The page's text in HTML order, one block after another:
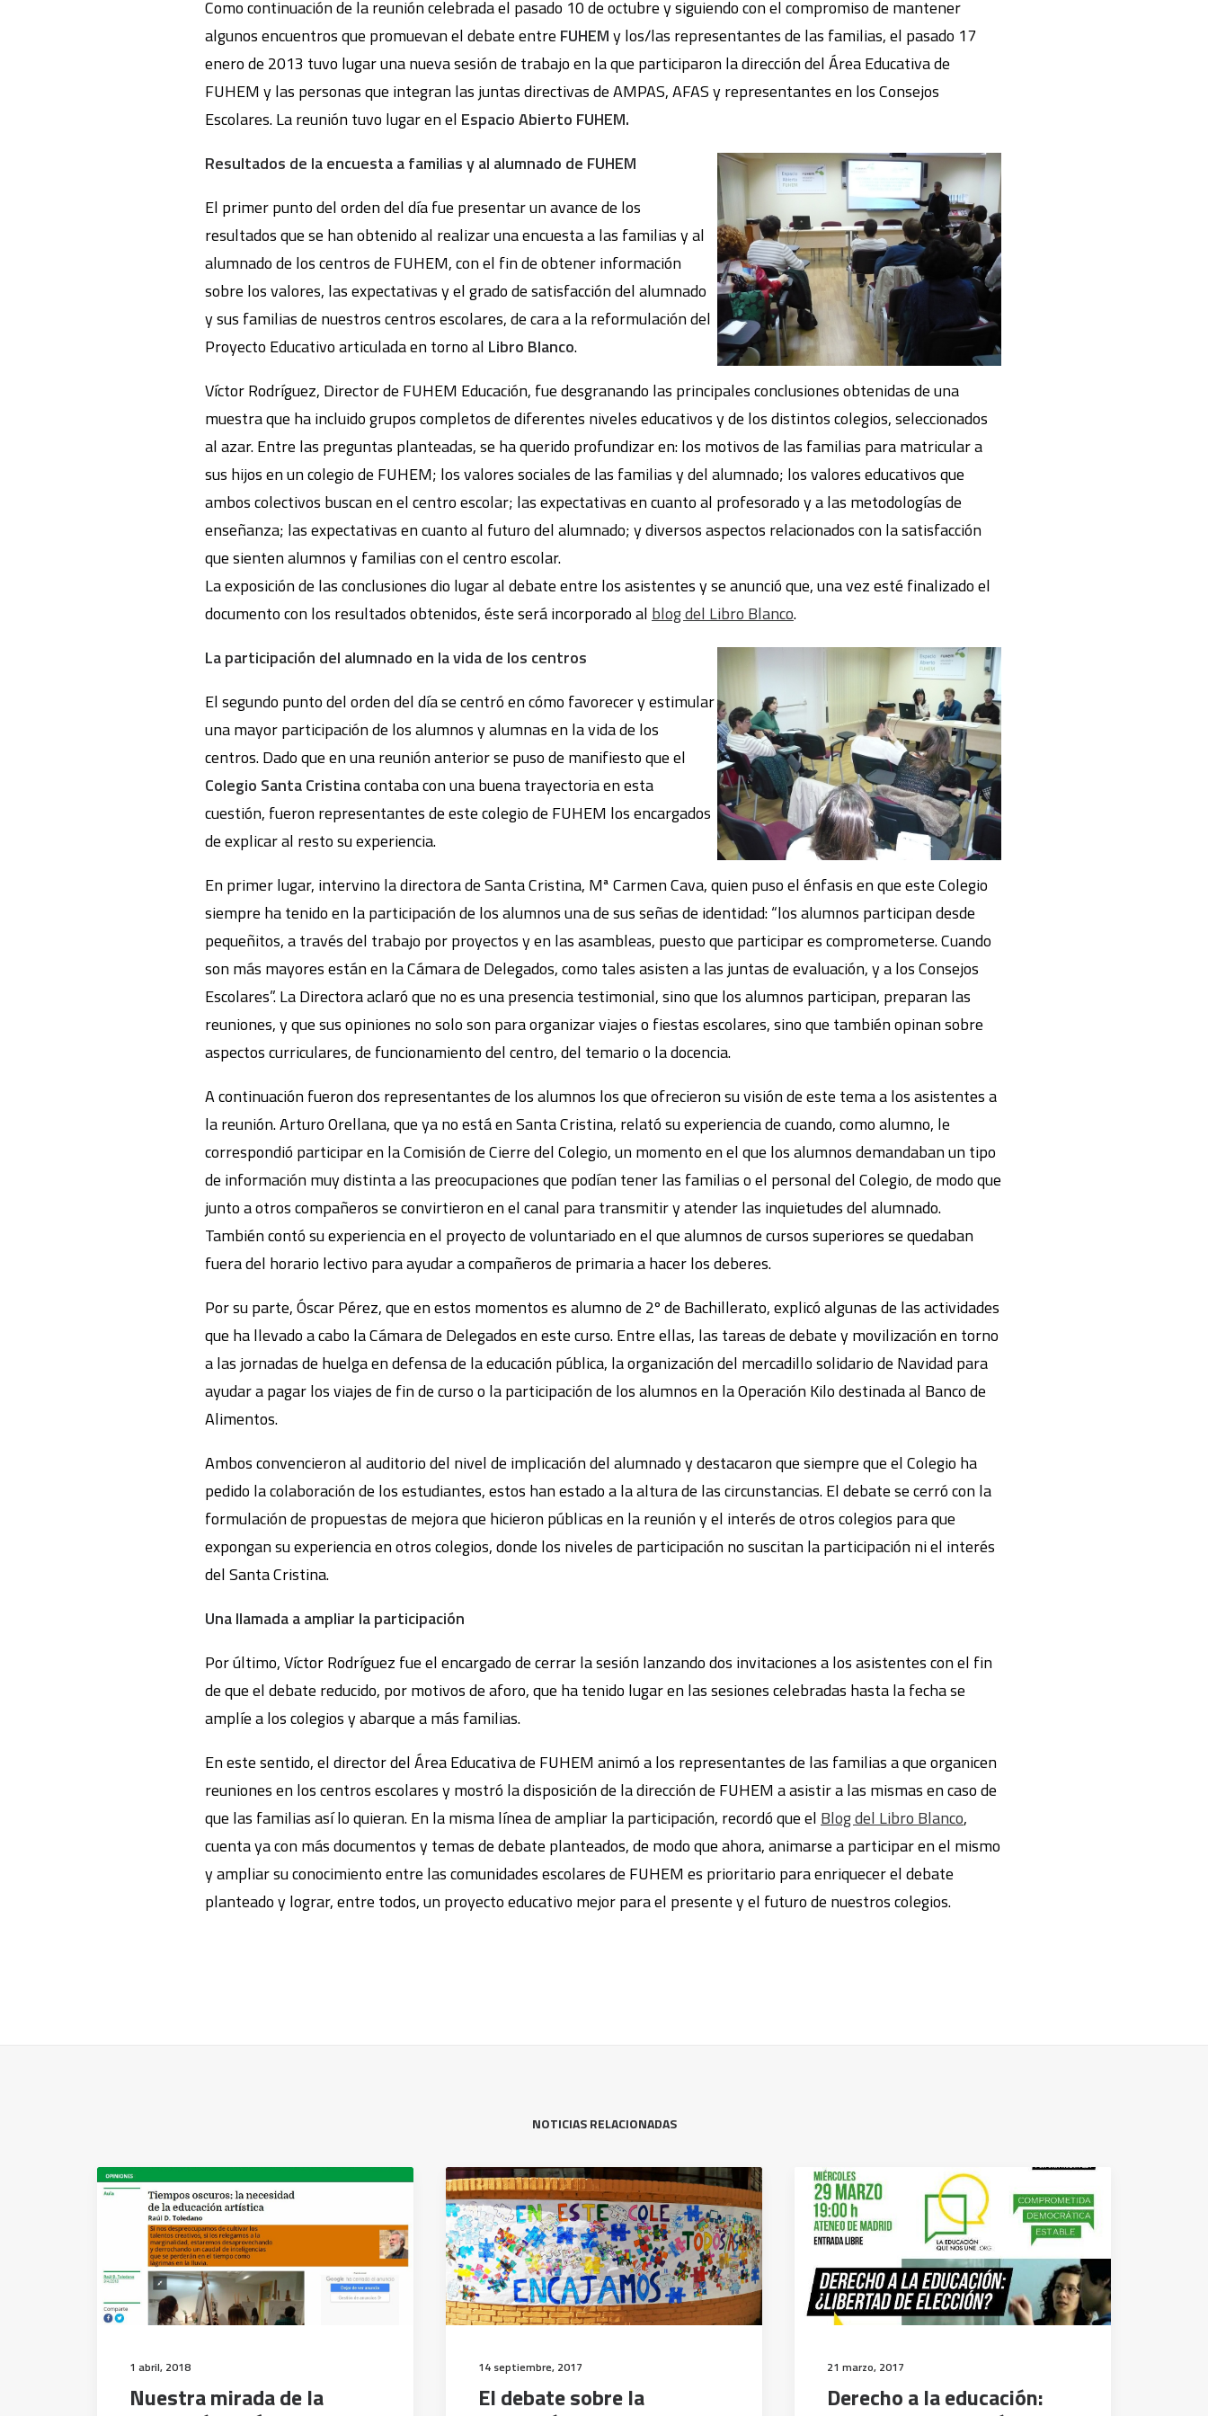
Como continuación de la reunión celebrada el pasado 10 de octubre y siguiendo con el compromiso de mantener
algunos encuentros que promuevan el debate entre FUHEMy los/las representantes de las familias, el pasado 17
enero de 2013 tuvo lugar una nueva sesión de trabajo en la que participaron la dirección del Área Educativa de
FUHEM y las personas que integran las juntas directivas de AMPAS, AFAS y representantes en los Consejos
Escolares. La reunión tuvo lugar en el Espacio Abierto FUHEM.
Resultados de la encuesta a familias y al alumnado de FUHEM
El primer punto del orden del día fue presentar un avance de los
resultados que se han obtenido al realizar una encuesta a las familias y al
alumnado de los centros de FUHEM, con el fin de obtener información
sobre los valores, las expectativas y el grado de satisfacción del alumnado
y sus familias de nuestros centros escolares, de cara a la reformulación del
Proyecto Educativo articulada en torno al Libro Blanco.
Víctor Rodríguez, Director de FUHEM Educación, fue desgranando las principales conclusiones obtenidas de una
muestra que ha incluido grupos completos de diferentes niveles educativos y de los distintos colegios, seleccionados
al azar. Entre las preguntas planteadas, se ha querido profundizar en: los motivos de las familias para matricular a
sus hijos en un colegio de FUHEM; los valores sociales de las familias y del alumnado; los valores educativos que
ambos colectivos buscan en el centro escolar; las expectativas en cuanto al profesorado y a las metodologías de
enseñanza; las expectativas en cuanto al futuro del alumnado; y diversos aspectos relacionados con la satisfacción
que sienten alumnos y familias con el centro escolar.
La exposición de las conclusiones dio lugar al debate entre los asistentes y se anunció que, una vez esté finalizado el
documento con los resultados obtenidos, éste será incorporado al blog del Libro Blanco.
La participación del alumnado en la vida de los centros
El segundo punto del orden del día se centró en cómo favorecer y estimular
una mayor participación de los alumnos y alumnas en la vida de los
centros. Dado que en una reunión anterior se puso de manifiesto que el
Colegio Santa Cristinacontaba con una buena trayectoria en esta
cuestión, fueron representantes de este colegio de FUHEM los encargados
de explicar al resto su experiencia.
En primer lugar, intervino ladirectora de Santa Cristina, Mª Carmen Cava, quien puso el énfasis en que este Colegio
siempre ha tenido en la participación de los alumnos una de sus señas de identidad: “los alumnos participan desde
pequeñitos, a través del trabajo por proyectos y en las asambleas, puesto que participar es comprometerse. Cuando
son más mayores están en la Cámara de Delegados, como tales asisten a las juntas de evaluación, y a los Consejos
Escolares”. La Directora aclaró que no es una presencia testimonial, sino que los alumnos participan, preparan las
reuniones, y que sus opiniones no solo son para organizar viajes o fiestas escolares, sino que también opinan sobre
aspectos curriculares, de funcionamiento del centro, del temario o la docencia.
A continuación fueron dos representantes de los alumnos los que ofrecieron su visión de este tema a los asistentes a
la reunión. Arturo Orellana, que ya no está en Santa Cristina, relató su experiencia de cuando, como alumno, le
correspondió participar en la Comisión de Cierre del Colegio, un momento en el que los alumnos demandaban un tipo
de información muy distinta a las preocupaciones que podían tener las familias o el personal del Colegio, de modo que
junto a otros compañeros se convirtieron en el canal para transmitir y atender las inquietudes del alumnado.
También contó su experiencia en el proyecto de voluntariado en el que alumnos de cursos superiores se quedaban
fuera del horario lectivo para ayudar a compañeros de primaria a hacer los deberes.
Por su parte, Óscar Pérez, que en estos momentos es alumno de 2º de Bachillerato, explicó algunas de las actividades
que ha llevado a cabo la Cámara de Delegados en este curso. Entre ellas, las tareas de debate y movilización en torno
a las jornadas de huelga en defensa de la educación pública, la organización del mercadillo solidario de Navidad para
ayudar a pagar los viajes de fin de curso o la participación de los alumnos en la Operación Kilo destinada al Banco de
Alimentos.
Ambos convencieron al auditorio del nivel de implicación del alumnado y destacaron que siempre que el Colegio ha
pedido la colaboración de los estudiantes, estos han estado a la altura de las circunstancias. El debate se cerró con la
formulación de propuestas de mejora que hicieron públicas en la reunión y el interés de otros colegios para que
expongan su experiencia en otros colegios, donde los niveles de participación no suscitan la participación ni el interés
del Santa Cristina.
Una llamada a ampliar la participación
Por último, Víctor Rodríguez fue el encargado de cerrar la sesión lanzando dos invitaciones a los asistentes con el fin
de que el debate reducido, por motivos de aforo, que ha tenido lugar en las sesiones celebradas hasta la fecha se
amplíe a los colegios y abarque a más familias.
En este sentido, el director del Área Educativa de FUHEM animó a los representantes de las familias a que organicen
reuniones en los centros escolares y mostró la disposición de la dirección de FUHEM a asistir a las mismas en caso de
que las familias así lo quieran. En la misma línea de ampliar la participación, recordó que el Blog del Libro Blanco,
cuenta ya con más documentos y temas de debate planteados, de modo que ahora, animarse a participar en el mismo
y ampliar su conocimiento entre las comunidades escolares de FUHEM es prioritario para enriquecer el debate
planteado y lograr, entre todos, un proyecto educativo mejor para el presente y el futuro de nuestros colegios.
NOTICIAS RELACIONADAS
1 abril, 2018
Nuestra mirada de la
14 septiembre, 2017
El debate sobre la
21 marzo, 2017
Derecho a la educación: